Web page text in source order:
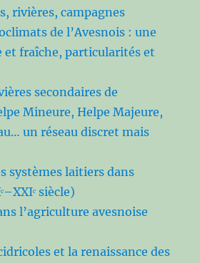
rivières, campagnes
de l’Avesnois : une
et fraîche, particularités et
secondaires de
Mineure, Helpe Majeure,
un réseau discret mais
systèmes laitiers dans
siècle)
l’agriculture avesnoise
et la renaissance des